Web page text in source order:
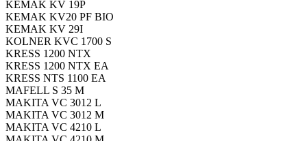
KEMAK KV 19P
KEMAK KV20 PF BIO
KEMAK KV 29I
KOLNER KVC 1700 S
KRESS 1200 NTX
KRESS 1200 NTX EA
KRESS NTS 1100 EA
MAFELL S 35 M
MAKITA VC 3012 L
MAKITA VC 3012 M
MAKITA VC 4210 L